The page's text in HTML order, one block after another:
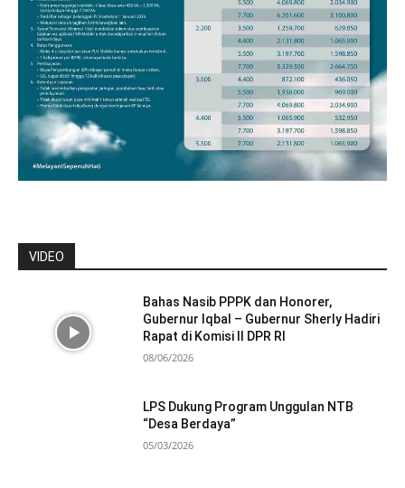
VIDEO
Bahas Nasib PPPK dan Honorer,
Gubernur Iqbal – Gubernur Sherly Hadiri
Rapat di Komisi II DPR RI
08/06/2026
LPS Dukung Program Unggulan NTB
“Desa Berdaya”
05/03/2026